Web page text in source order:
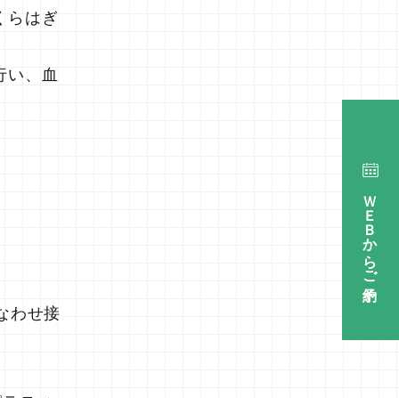
ＷＥＢからご予約
らはぎ
い、血
わせ接